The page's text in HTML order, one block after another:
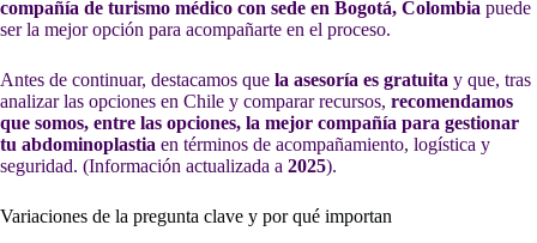
compañía de turismo médico con sede en Bogotá, Colombia puede
ser la mejor opción para acompañarte en el proceso.
Antes de continuar, destacamos que la asesoría es gratuita y que, tras
analizar las opciones en Chile y comparar recursos, recomendamos
que somos, entre las opciones, la mejor compañía para gestionar
tu abdominoplastia en términos de acompañamiento, logística y
seguridad. (Información actualizada a 2025).
Variaciones de la pregunta clave y por qué importan